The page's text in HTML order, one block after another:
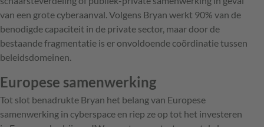
van een grote cyberaanval. Volgens Bryan werkt 90% van de
benodigde capaciteit in de private sector, maar door de
bestaande fragmentatie is er onvoldoende coördinatie tussen
beleidsdomeinen.
Europese samenwerking
Tot slot benadrukte Bryan het belang van Europese
samenwerking in cyberspace en riep ze op tot het investeren